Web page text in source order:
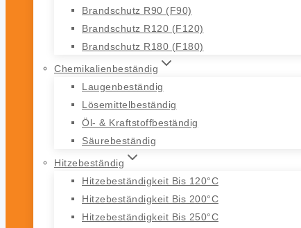
Brandschutz R90 (F90)
Brandschutz R120 (F120)
Brandschutz R180 (F180)
Chemikalienbeständig
Laugenbeständig
Lösemittelbeständig
Öl- & Kraftstoffbeständig
Säurebeständig
Hitzebeständig
Hitzebeständigkeit Bis 120°C
Hitzebeständigkeit Bis 200°C
Hitzebeständigkeit Bis 250°C